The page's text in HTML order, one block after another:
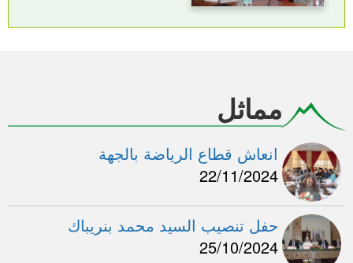
مماثل
انعاش قطاع الرياضة بالجهة
22/11/2024
حفل تنصيب السيد محمد بنريباك
25/10/2024